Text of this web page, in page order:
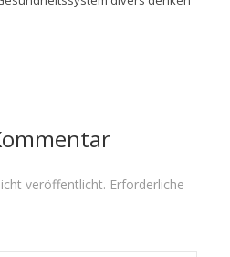
veröffentlicht. Erforderliche